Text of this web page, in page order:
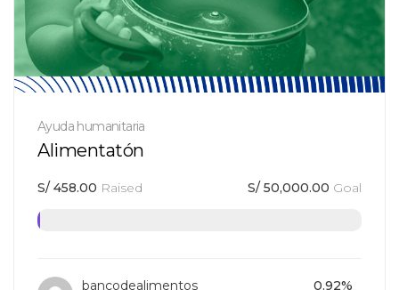
Ayuda humanitaria
Alimentatón
S/ 458.00 Raised S/ 50,000.00 Goal
bancodealimentos
0.92%